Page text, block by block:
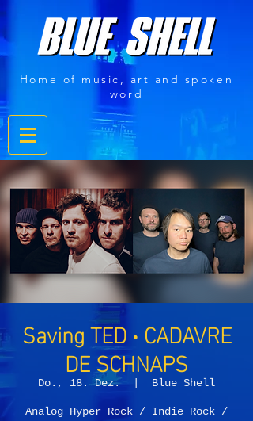
Home of music, art and spoken
word
Saving TED ‧ CADAVRE
DE SCHNAPS
Do., 18. Dez.
  |
Blue Shell
Analog Hyper Rock / Indie Rock /